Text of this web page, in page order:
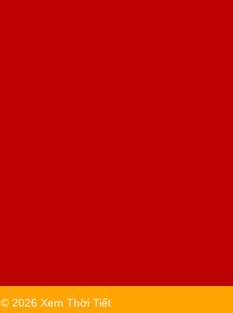
© 2026 Xem Thời Tiết